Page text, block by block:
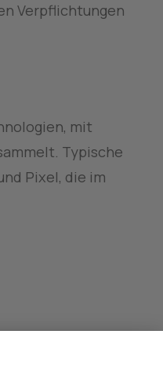
Verpflichtungen
mit
Typische
Pixel, die im
Daten,